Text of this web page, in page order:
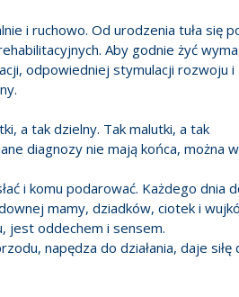
i ruchowo. Od urodzenia tuła się
Aby godnie żyć
odpowiedniej stymulacji rozwoju i
a tak dzielny. Tak malutki, a tak
diagnozy nie mają końca, można
i komu podarować. Każdego dnia
mamy, dziadków, ciotek i
jest oddechem i sensem.
napędza do działania, daje siłę